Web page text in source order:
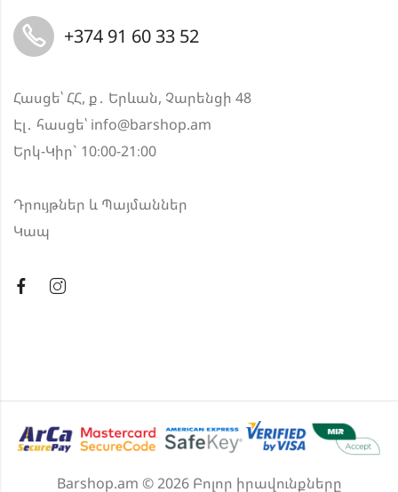
+374 91 60 33 52
Հասցե՝ ՀՀ, ք․ Երևան, Չարենցի 48
Էլ․ հասցե՝ info@barshop.am
Երկ-Կիր` 10։00-21։00
Դրույթներ և Պայմաններ
Կապ
Barshop.am © 2026 Բոլոր իրավունքները